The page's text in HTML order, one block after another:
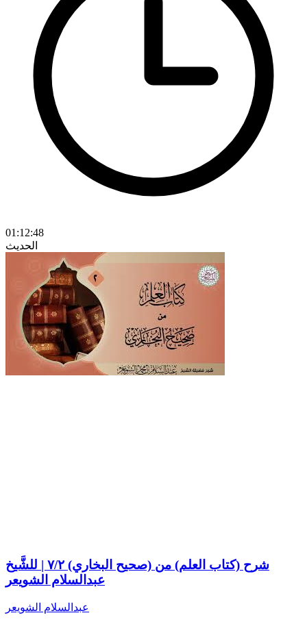
01:12:48
الحديث
شرح (كتاب العلم) من (صحيح البخاري) ٧/٢ | للشَّيخ
عبدالسلام الشويعر
عبدالسلام الشويعر